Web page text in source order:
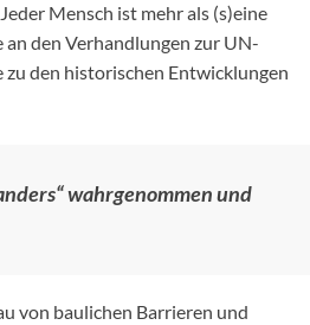
Mensch ist mehr als (s)eine
den Verhandlungen zur UN-
den historischen Entwicklungen
wahrgenommen und
von baulichen Barrieren und